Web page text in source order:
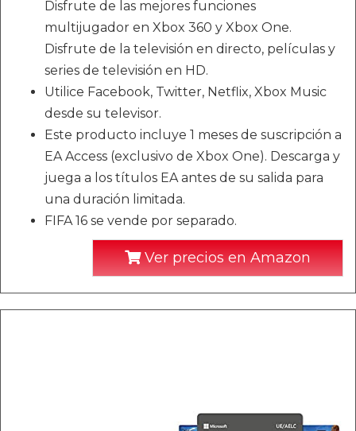
Disfrute de las mejores funciones
multijugador en Xbox 360 y Xbox One.
Disfrute de la televisión en directo, películas y
series de televisión en HD.
Utilice Facebook, Twitter, Netflix, Xbox Music
desde su televisor.
Este producto incluye 1 meses de suscripción a
EA Access (exclusivo de Xbox One). Descarga y
juega a los títulos EA antes de su salida para
una duración limitada.
FIFA 16 se vende por separado.
Ver precios en Amazon